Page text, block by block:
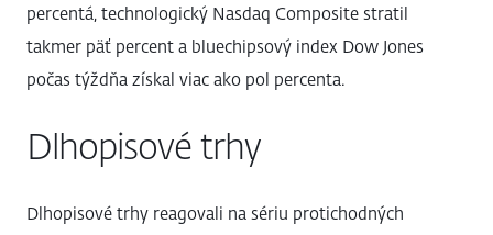
percentá, technologický Nasdaq Composite stratil
takmer päť percent a bluechipsový index Dow Jones
počas týždňa získal viac ako pol percenta.
Dlhopisové trhy
Dlhopisové trhy reagovali na sériu protichodných